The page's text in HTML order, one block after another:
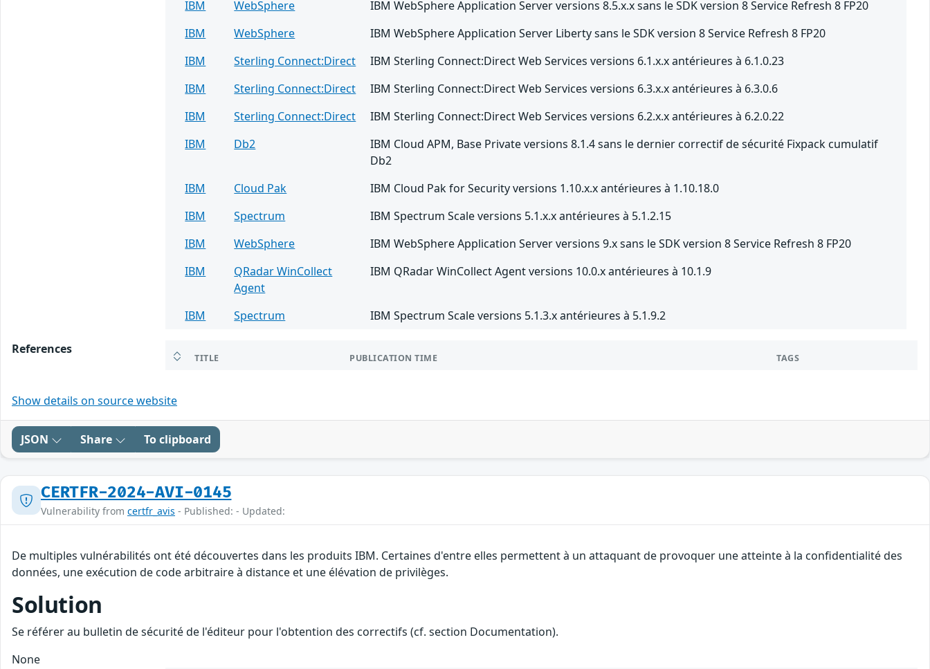
IBM
WebSphere
IBM WebSphere Application Server versions 8.5.x.x sans le SDK version 8 Service Refresh 8 FP20
IBM
WebSphere
IBM WebSphere Application Server Liberty sans le SDK version 8 Service Refresh 8 FP20
IBM
Sterling Connect:Direct
IBM Sterling Connect:Direct Web Services versions 6.1.x.x antérieures à 6.1.0.23
IBM
Sterling Connect:Direct
IBM Sterling Connect:Direct Web Services versions 6.3.x.x antérieures à 6.3.0.6
IBM
Sterling Connect:Direct
IBM Sterling Connect:Direct Web Services versions 6.2.x.x antérieures à 6.2.0.22
IBM
Db2
IBM Cloud APM, Base Private versions 8.1.4 sans le dernier correctif de sécurité Fixpack cumulatif
Db2
IBM
Cloud Pak
IBM Cloud Pak for Security versions 1.10.x.x antérieures à 1.10.18.0
IBM
Spectrum
IBM Spectrum Scale versions 5.1.x.x antérieures à 5.1.2.15
IBM
WebSphere
IBM WebSphere Application Server versions 9.x sans le SDK version 8 Service Refresh 8 FP20
IBM
QRadar WinCollect
Agent
IBM QRadar WinCollect Agent versions 10.0.x antérieures à 10.1.9
IBM Spectrum IBM Spectrum Scale versions 5.1.3.x antérieures à 5.1.9.2
References
TITLE PUBLICATION TIME TAGS
Show details on source website
JSON Share To clipboard
CERTFR-2024-AVI-0145
Vulnerability from certfr_avis - Published: - Updated:
De multiples vulnérabilités ont été découvertes dans les produits IBM. Certaines d'entre elles permettent à un attaquant de provoquer une atteinte à la confidentialité des
données, une exécution de code arbitraire à distance et une élévation de privilèges.
Solution
Se référer au bulletin de sécurité de l'éditeur pour l'obtention des correctifs (cf. section Documentation).
None